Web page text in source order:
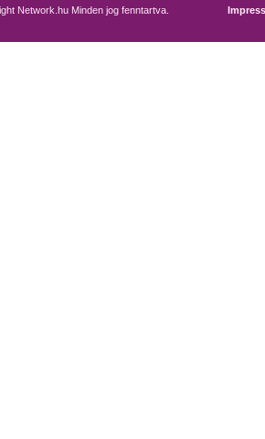
Network.hu Minden jog fenntartva.